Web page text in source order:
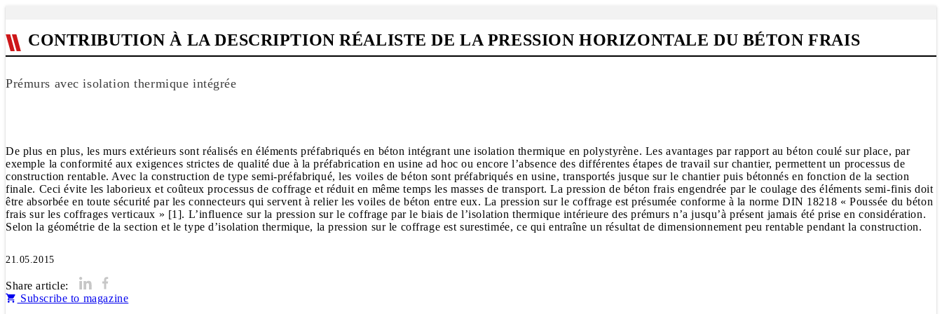
CONTRIBUTION À LA DESCRIPTION RÉALISTE DE LA PRESSION HORIZONTALE DU BÉTON FRAIS
Prémurs avec isolation thermique intégrée
De plus en plus, les murs extérieurs sont réalisés en éléments préfabriqués en béton intégrant une isolation thermique en polystyrène. Les avantages par rapport au béton coulé sur place, par
exemple la conformité aux exigences strictes de qualité due à la préfabrication en usine ad hoc ou encore l’absence des différentes étapes de travail sur chantier, permettent un processus de
construction rentable. Avec la construction de type semi-préfabriqué, les voiles de béton sont préfabriqués en usine, transportés jusque sur le chantier puis bétonnés en fonction de la section
finale. Ceci évite les laborieux et coûteux processus de coffrage et réduit en même temps les masses de transport. La pression de béton frais engendrée par le coulage des éléments semi-finis doit
être absorbée en toute sécurité par les connecteurs qui servent à relier les voiles de béton entre eux. La pression sur le coffrage est présumée conforme à la norme DIN 18218 « Poussée du béton
frais sur les coffrages verticaux » [1]. L’influence sur la pression sur le coffrage par le biais de l’isolation thermique intérieure des prémurs n’a jusqu’à présent jamais été prise en considération.
21.05.2015
Share article:
Subscribe to magazine